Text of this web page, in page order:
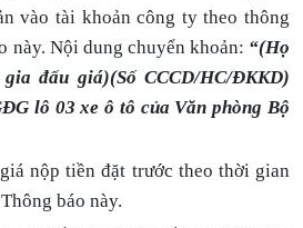
vào tài khoản công ty theo thông
này. Nội dung chuyển khoản: “(Họ
đấu giá)(Số CCCD/HC/ĐKKD)
lô 03 xe ô tô của Văn phòng Bộ
nộp tiền đặt trước theo thời gian
báo này.